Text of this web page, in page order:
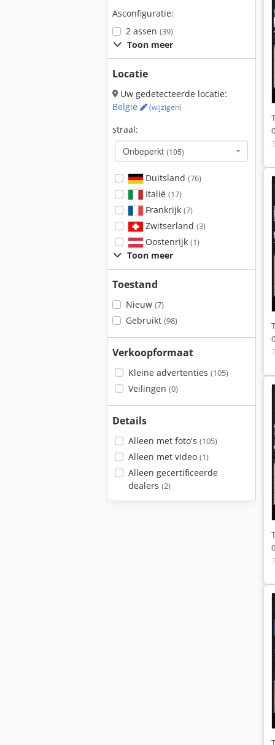
Asconfiguratie:
2 assen (39)
Toon meer
Locatie
Uw gedetecteerde locatie:
België
(wijzigen)
straal:
Onbeperkt (105)
Duitsland (76)
Italië (17)
Frankrijk (7)
Zwitserland (3)
Oostenrijk (1)
Toon meer
Toestand
Nieuw (7)
Gebruikt (98)
Verkoopformaat
Kleine advertenties (105)
Veilingen (0)
Details
Alleen met foto's (105)
Alleen met video (1)
Alleen gecertificeerde
dealers (2)